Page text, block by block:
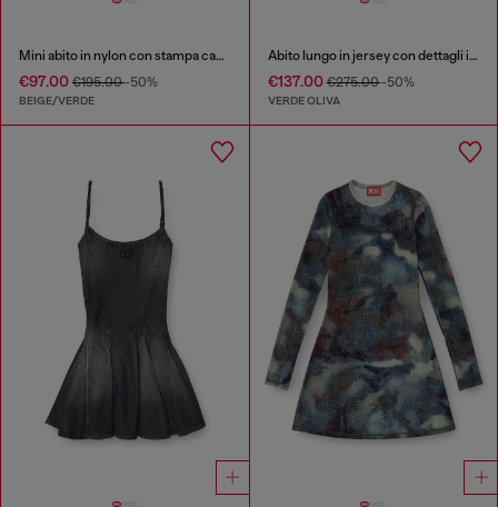
Mini abito in nylon con stampa camouflage all-over e dettagli in cristallo
€97.00 €195.00-50%
BEIGE/VERDE
Abito lungo in jersey con dettagli intrecciato
€137.00€275.00-50%
VERDE OLIVA